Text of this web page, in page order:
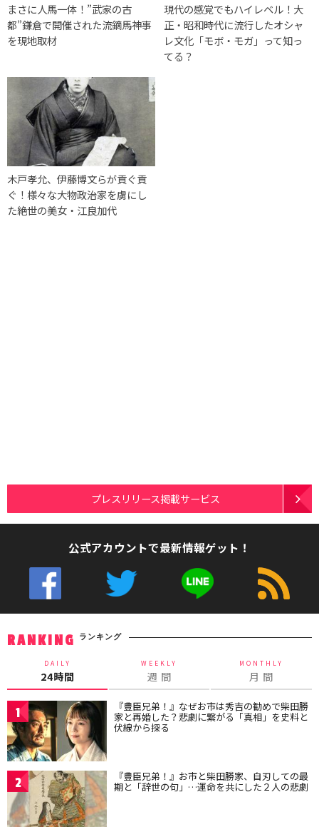
まさに人馬一体！”武家の古
都”鎌倉で開催された流鏑馬神事
を現地取材
現代の感覚でもハイレベル！大
正・昭和時代に流行したオシャ
レ文化「モボ・モガ」って知っ
てる？
木戸孝允、伊藤博文らが貢ぐ貢
ぐ！様々な大物政治家を虜にし
た絶世の美女・江良加代
プレスリリース掲載サービス
公式アカウントで最新情報ゲット！
RANKING ランキング
DAILY
24時間
WEEKLY
週 間
MONTHLY
月 間
1 『豊臣兄弟！』なぜお市は秀吉の勧めで柴田勝
家と再婚した？悲劇に繋がる「真相」を史料と
伏線から探る
2 『豊臣兄弟！』お市と柴田勝家、自刃しての最
期と「辞世の句」…運命を共にした２人の悲劇